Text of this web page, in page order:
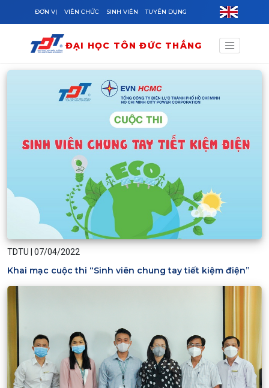
Skip to main content
ĐƠN VỊ VIÊN CHỨC SINH VIÊN TUYỂN DỤNG
ĐẠI HỌC TÔN ĐỨC THẮNG
TDTU 07/04/2022
Khai mạc cuộc thi “Sinh viên chung tay tiết kiệm điện”